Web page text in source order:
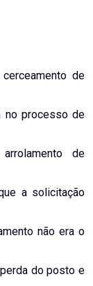
de
no processo de
de
a solicitação
não era o
do posto e